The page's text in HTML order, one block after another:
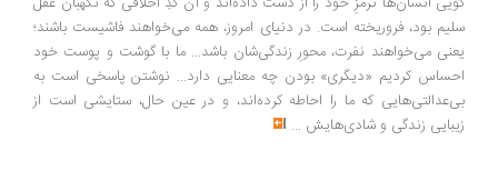
سلیم بود، فروریخته است. در دنیای امروز، همه می‌خواهند فاشیست باشند؛
یعنی می‌خواهند نفرت، محورِ زندگی‌شان باشد... ما با گوشت و پوست خود
احساس کردیم «دیگری» بودن چه معنایی دارد... نوشتن پاسخی است به
بی‌عدالتی‌هایی که ما را احاطه کرده‌اند، و در عین حال، ستایشی است از
زیبایی زندگی و شادی‌هایش ...